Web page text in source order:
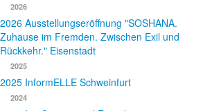
2026
2026 Ausstellungseröffnung "SOSHANA.
Zuhause im Fremden. Zwischen Exil und
Rückkehr." Eisenstadt
2025
2025 InformELLE Schweinfurt
2024